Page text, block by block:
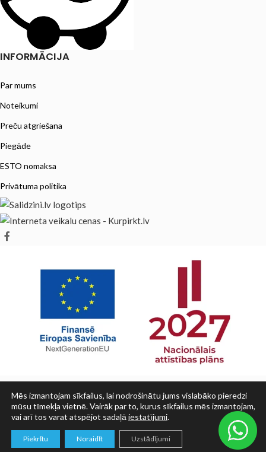
INFORMĀCIJA
Par mums
Noteikumi
Preču atgriešana
Piegāde
ESTO nomaksa
Privātuma politika
© SIA PRINT LV 2025
Mēs izmantojam sīkfailus, lai nodrošinātu jums vislabāko pieredzi
mūsu tīmekļa vietnē. Vairāk par to, kurus sīkfailus mēs izmantojam,
vai arī tos varat atspējot sadaļā iestatījumi.
Piekrītu Noraidīt Uzstādījumi
Grozs
Mans konts